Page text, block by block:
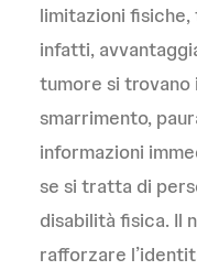
limitazioni fisiche,
infatti,
tumore si trovano
smarrimento,
informazioni
se si tratta di
disabilità fisica. Il
rafforzare